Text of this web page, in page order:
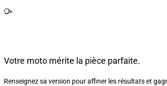
+
Votre moto mérite la pièce parfaite.
Renseignez sa version pour affiner les résultats et